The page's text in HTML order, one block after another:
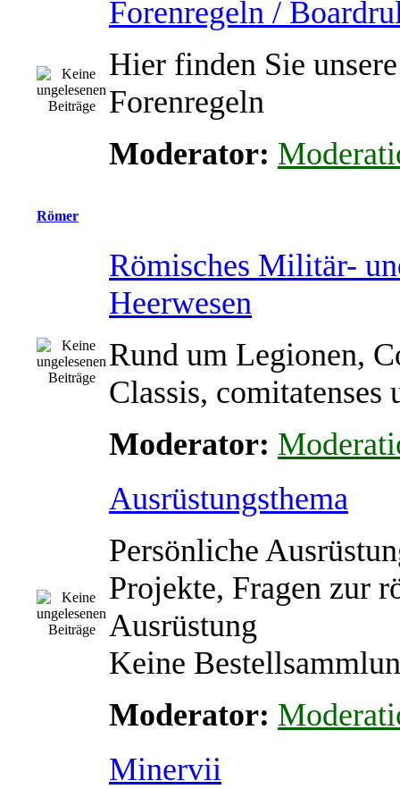
Forenregeln /
Hier finden Sie unsere
Forenregeln
Moderator:
Römer
Römisches Militär-
Heerwesen
Rund um Legionen,
Classis, comitatenses
Moderator:
Ausrüstungsthema
Persönliche
Projekte, Fragen zur
Ausrüstung
Keine
Moderator:
Minervii